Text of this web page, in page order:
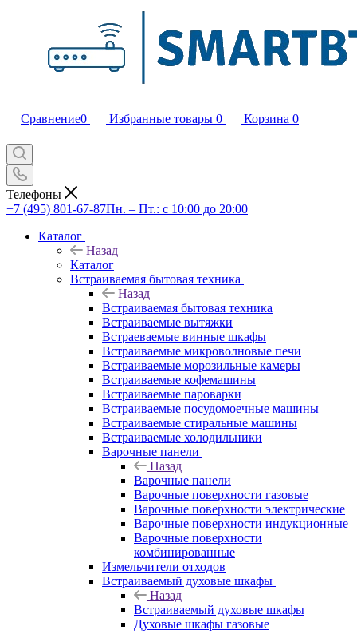
Сравнение0 Избранные товары 0 Корзина 0
Телефоны
+7 (495) 801-67-87Пн. – Пт.: с 10:00 до 20:00
Каталог
Назад
Каталог
Встраиваемая бытовая техника
Назад
Встраиваемая бытовая техника
Встраиваемые вытяжки
Встраеваемые винные шкафы
Встраиваемые микроволновые печи
Встраиваемые морозильные камеры
Встраиваемые кофемашины
Встраиваемые пароварки
Встраиваемые посудомоечные машины
Встраиваемые стиральные машины
Встраиваемые холодильники
Варочные панели
Назад
Варочные панели
Варочные поверхности газовые
Варочные поверхности электрические
Варочные поверхности индукционные
Варочные поверхности
комбинированные
Измельчители отходов
Встраиваемый духовые шкафы
Назад
Встраиваемый духовые шкафы
Духовые шкафы газовые